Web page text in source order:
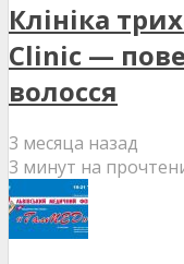
Клініка
Clinic —
волосся
3 месяца назад
3 минут на